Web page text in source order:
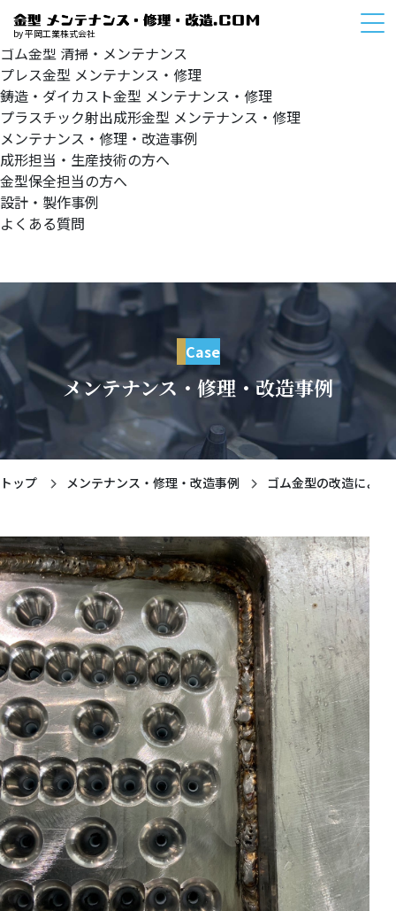
by 平岡工業株式会社
HOME
サービスメニュー
ゴム金型 清掃・メンテナンス
プレス金型 メンテナンス・修理
鋳造・ダイカスト金型 メンテナンス・修理
プラスチック射出成形金型 メンテナンス・修理
メンテナンス・修理・改造事例
成形担当・生産技術の方へ
金型保全担当の方へ
設計・製作事例
よくある質問
Case
メンテナンス・修理・改造事例
トップ メンテナンス・修理・改造事例 ゴム金型の改造によ